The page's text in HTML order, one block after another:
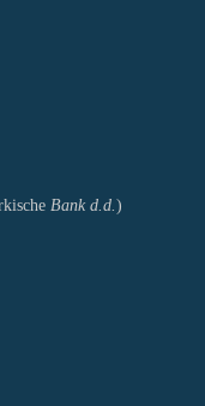
Bank d.d. )